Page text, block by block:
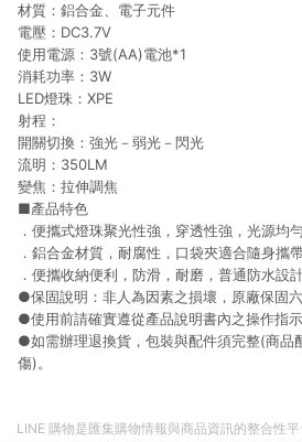
材質：鋁合金、電子元件
電壓：DC3.7V
使用電源：3號(AA)電池*1
消耗功率：3W
LED燈珠：XPE
射程：
開關切換：強光－弱光－閃光
流明：350LM
變焦：拉伸調焦
■產品特色
．便攜式燈珠聚光性強，穿透性強，光源均勻
．鋁合金材質，耐腐性，口袋夾適合隨身攜
．便攜收納便利，防滑，耐磨，普通防水設
●保固說明：非人為因素之損壞，原廠保固六
●使用前請確實遵從產品說明書內之操作指示
●如需辦理退換貨，包裝與配件須完整(商品
傷)。
LINE 購物是匯集購物情報與商品資訊的整合性